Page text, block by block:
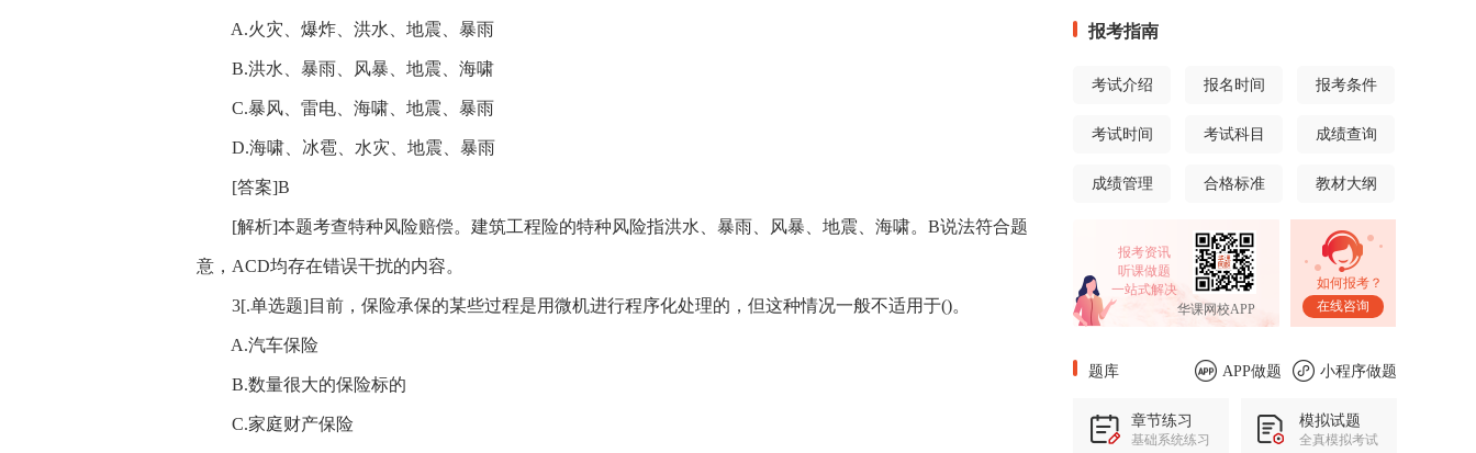
A.火灾、爆炸、洪水、地震、暴雨
B.洪水、暴雨、风暴、地震、海啸
C.暴风、雷电、海啸、地震、暴雨
D.海啸、冰雹、水灾、地震、暴雨
[答案]B
[解析]本题考查特种风险赔偿。建筑工程险的特种风险指洪水、暴雨、风暴、地震、海啸。B说法符合题
意，ACD均存在错误干扰的内容。
3[.单选题]目前，保险承保的某些过程是用微机进行程序化处理的，但这种情况一般不适用于()。
A.汽车保险
B.数量很大的保险标的
C.家庭财产保险
报考指南
考试介绍 报名时间 报考条件
考试时间 考试科目 成绩查询
成绩管理 合格标准 教材大纲
报考资讯
听课做题
一站式解决
华课网校APP
如何报考？
在线咨询
题库 APP做题 小程序做题
章节练习
基础系统练习
模拟试题
全真模拟考试